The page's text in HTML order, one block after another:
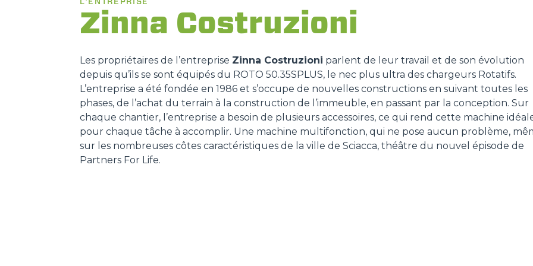
ÉQUIPEMENTS
FOURCHES
GODET
FOURCHES ET PINCES
Zinna Costruzioni
Les propriétaires de l’entreprise Zinna Costruzioni parlent de leur travail et de son évolution
depuis qu’ils se sont équipés du ROTO 50.35SPLUS, le nec plus ultra des chargeurs Rotatifs.
L’entreprise a été fondée en 1986 et s’occupe de nouvelles constructions en suivant toutes les
phases, de l’achat du terrain à la construction de l’immeuble, en passant par la conception. Sur
chaque chantier, l’entreprise a besoin de plusieurs accessoires, ce qui rend cette machine
pour chaque tâche à accomplir. Une machine multifonction, qui ne pose aucun problème,
sur les nombreuses côtes caractéristiques de la ville de Sciacca, théâtre du nouvel épisode de
Partners For Life.